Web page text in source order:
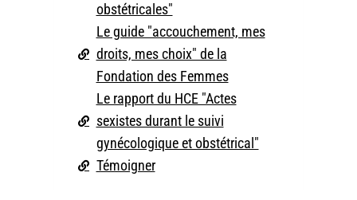
obstétricales"
Le guide "accouchement, mes
droits, mes choix" de la
Fondation des Femmes
Le rapport du HCE "Actes
sexistes durant le suivi
gynécologique et obstétrical"
Témoigner